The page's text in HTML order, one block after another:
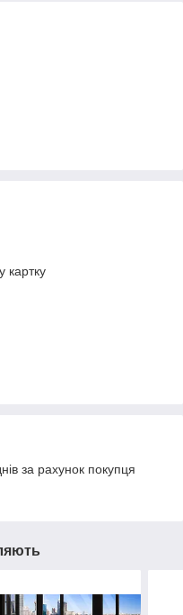
картку
за рахунок покупця